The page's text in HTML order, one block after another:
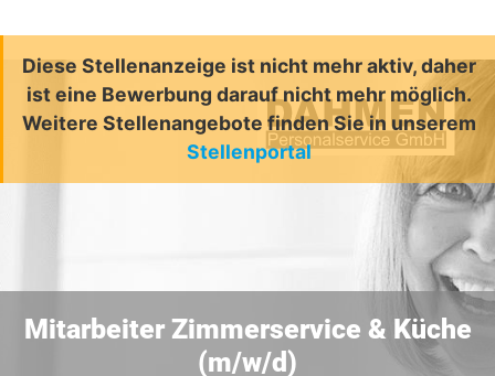
Diese Stellenanzeige ist nicht mehr aktiv, daher
ist eine Bewerbung darauf nicht mehr möglich.
Weitere Stellenangebote finden Sie in unserem
Stellenportal
Mitarbeiter Zimmerservice & Küche
(m/w/d)